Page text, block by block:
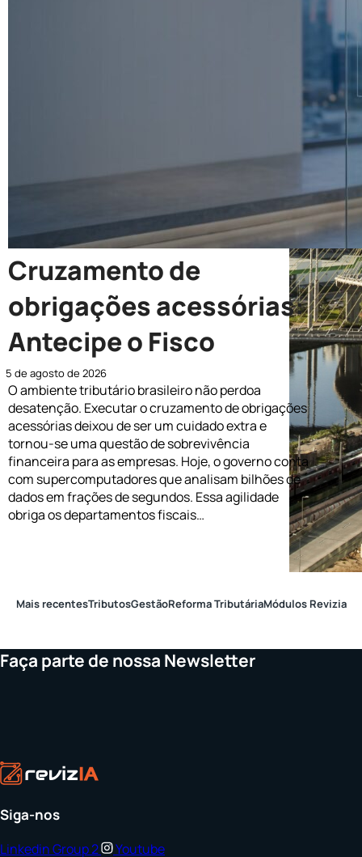
Cruzamento de
obrigações acessórias:
Antecipe o Fisco
5 de agosto de 2026
O ambiente tributário brasileiro não perdoa
desatenção. Executar o cruzamento de obrigações
acessórias deixou de ser um cuidado extra e
tornou-se uma questão de sobrevivência
financeira para as empresas. Hoje, o governo conta
com supercomputadores que analisam bilhões de
dados em frações de segundos. Essa agilidade
obriga os departamentos fiscais…
Mais recentesTributosGestãoReforma TributáriaMódulos Revizia
Faça parte de nossa Newsletter
Siga-nos
LinkedinGroup 2 Youtube